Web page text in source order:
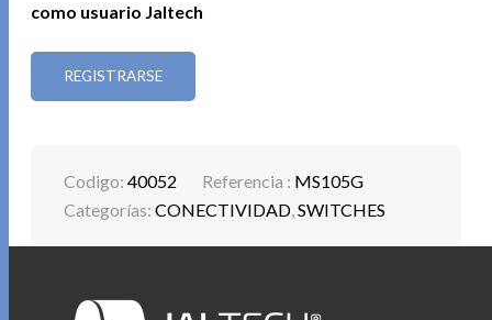
como usuario Jaltech
REGISTRARSE
Codigo:40052 Referencia : MS105G
Categorías:CONECTIVIDAD ,SWITCHES